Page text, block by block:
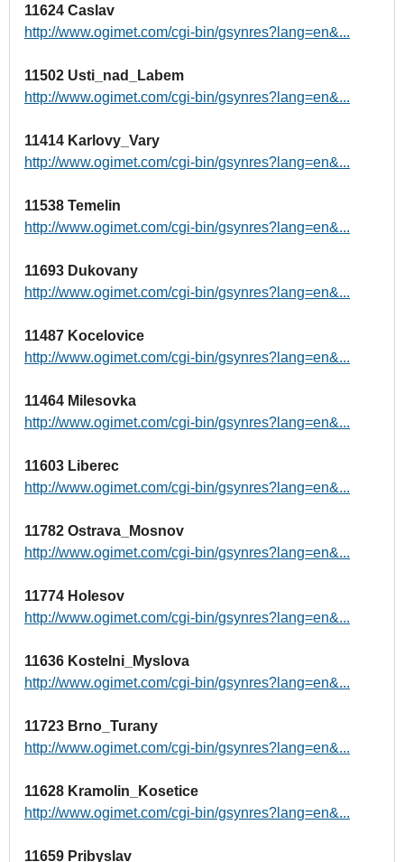
11624 Caslav
http://www.ogimet.com/cgi-bin/gsynres?lang=en&...
11502 Usti_nad_Labem
http://www.ogimet.com/cgi-bin/gsynres?lang=en&...
11414 Karlovy_Vary
http://www.ogimet.com/cgi-bin/gsynres?lang=en&...
11538 Temelin
http://www.ogimet.com/cgi-bin/gsynres?lang=en&...
11693 Dukovany
http://www.ogimet.com/cgi-bin/gsynres?lang=en&...
11487 Kocelovice
http://www.ogimet.com/cgi-bin/gsynres?lang=en&...
11464 Milesovka
http://www.ogimet.com/cgi-bin/gsynres?lang=en&...
11603 Liberec
http://www.ogimet.com/cgi-bin/gsynres?lang=en&...
11782 Ostrava_Mosnov
http://www.ogimet.com/cgi-bin/gsynres?lang=en&...
11774 Holesov
http://www.ogimet.com/cgi-bin/gsynres?lang=en&...
11636 Kostelni_Myslova
http://www.ogimet.com/cgi-bin/gsynres?lang=en&...
11723 Brno_Turany
http://www.ogimet.com/cgi-bin/gsynres?lang=en&...
11628 Kramolin_Kosetice
http://www.ogimet.com/cgi-bin/gsynres?lang=en&...
11659 Pribyslav